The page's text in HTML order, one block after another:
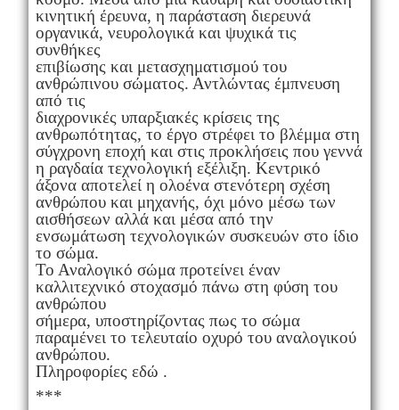
κινητική έρευνα, η παράσταση διερευνά
οργανικά, νευρολογικά και ψυχικά τις
συνθήκες
επιβίωσης και μετασχηματισμού του
ανθρώπινου σώματος. Αντλώντας έμπνευση
από τις
διαχρονικές υπαρξιακές κρίσεις της
ανθρωπότητας, το έργο στρέφει το βλέμμα στη
σύγχρονη εποχή και στις προκλήσεις που γεννά
η ραγδαία τεχνολογική εξέλιξη. Κεντρικό
άξονα αποτελεί η ολοένα στενότερη σχέση
ανθρώπου και μηχανής, όχι μόνο μέσω των
αισθήσεων αλλά και μέσα από την
ενσωμάτωση τεχνολογικών συσκευών στο ίδιο
το σώμα.
Το Αναλογικό σώμα προτείνει έναν
καλλιτεχνικό στοχασμό πάνω στη φύση του
ανθρώπου
σήμερα, υποστηρίζοντας πως το σώμα
παραμένει το τελευταίο οχυρό του αναλογικού
ανθρώπου.
Πληροφορίες εδώ .
***